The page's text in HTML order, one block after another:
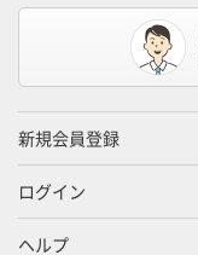
新規会員登録
ログイン
ヘルプ